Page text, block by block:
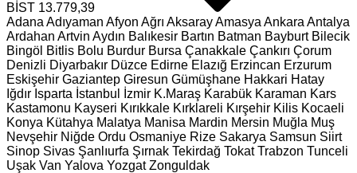
BİST 13.779,39
Adana Adıyaman Afyon Ağrı AksarayAmasya Ankara Antalya
Ardahan Artvin Aydın Balıkesir Bartın Batman Bayburt Bilecik
Bingöl Bitlis Bolu Burdur Bursa Çanakkale Çankırı Çorum
Denizli Diyarbakır Düzce Edirne Elazığ Erzincan Erzurum
Eskişehir Gaziantep Giresun Gümüşhane Hakkari Hatay
Iğdır Isparta İstanbul İzmir K.Maraş Karabük Karaman Kars
Kastamonu Kayseri Kırıkkale Kırklareli Kırşehir Kilis Kocaeli
Konya Kütahya Malatya Manisa Mardin Mersin Muğla Muş
Nevşehir Niğde Ordu Osmaniye Rize Sakarya Samsun Siirt
Sinop Sivas Şanlıurfa Şırnak Tekirdağ Tokat Trabzon Tunceli
Uşak Van Yalova Yozgat Zonguldak